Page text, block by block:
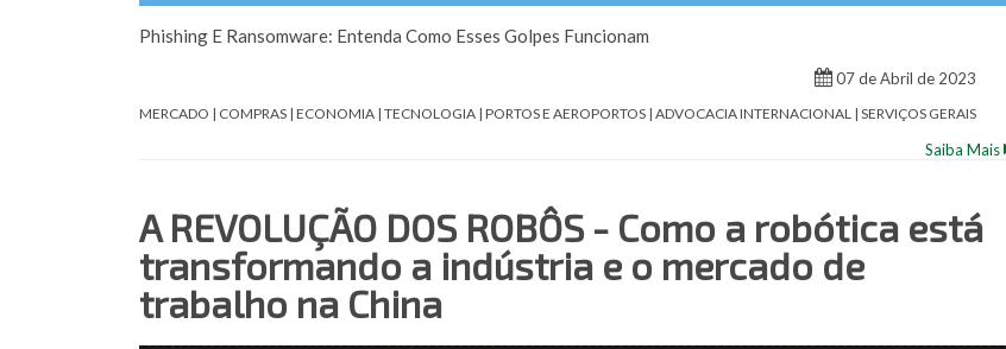
Phishing E Ransomware: Entenda Como Esses Golpes Funcionam
07 de Abril de 2023
MERCADO | COMPRAS | ECONOMIA | TECNOLOGIA | PORTOS E AEROPORTOS | ADVOCACIA INTERNACIONAL | SERVIÇOS GERAIS
Saiba Mais
A REVOLUÇÃO DOS ROBÔS - Como a robótica está
transformando a indústria e o mercado de
trabalho na China